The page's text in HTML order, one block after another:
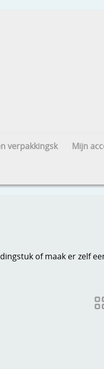
verpakkingsk Mijn
of maak er zelf